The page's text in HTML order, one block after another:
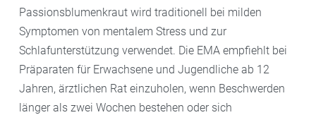
Passionsblumenkraut wird traditionell bei milden
Symptomen von mentalem Stress und zur
Schlafunterstützung verwendet. Die EMA empfiehlt bei
Präparaten für Erwachsene und Jugendliche ab 12
Jahren, ärztlichen Rat einzuholen, wenn Beschwerden
länger als zwei Wochen bestehen oder sich